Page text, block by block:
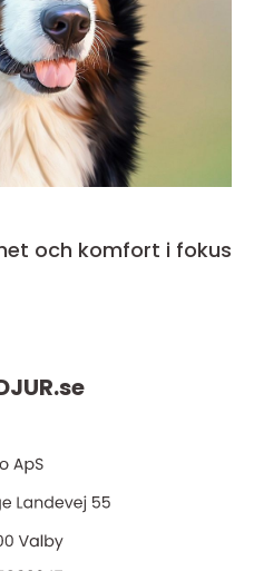
och komfort i fokus
se